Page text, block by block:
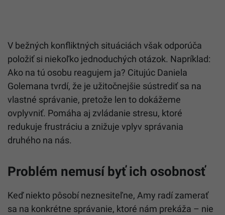
V bežných konfliktných situáciách však odporúča
položiť si niekoľko jednoduchých otázok. Napríklad:
Ako na tú osobu reagujem ja? Citujúc Daniela
Golemana tvrdí, že je užitočnejšie sústrediť sa na
vlastné správanie, pretože len to dokážeme
ovplyvniť. Pomáha aj zvládanie stresu, ktoré
redukuje frustráciu a znižuje vplyv správania
druhého na nás.
Problém nemusí byť ich osobnosť
Keď niekto pôsobí neznesiteľne, Amy radí zamerať
sa na konkrétne správanie, ktoré nám prekáža – nie